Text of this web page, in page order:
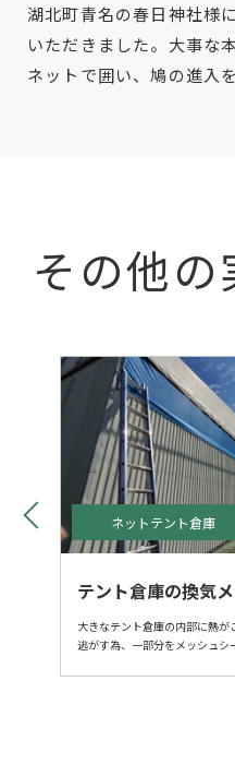
湖北町青名の春日神社様
いただきました。大事な
ネットで囲い、鳩の進入
その他の
テント倉庫の換気
大きなテント倉庫の内部に熱
逃がす為、一部分をメッシュシ
ネットテント倉庫